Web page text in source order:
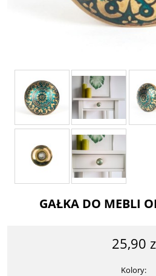
GAŁKA DO MEBLI
25,90
Kolory: